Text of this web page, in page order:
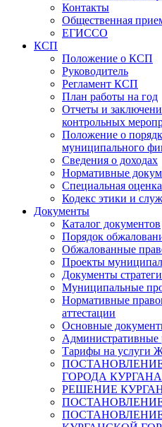
Контакты
Общественная
ЕГИССО
КСП
Положение о КСП
Руководитель
Регламент КСП
План работы на год
Отчеты и
контрольных
Положение о
муниципального
Сведения о доходах
Нормативные
Специальная
Кодекс этики и
Документы
Каталог документов
Порядок
Обжалованные
Проекты
Документы
Муниципальные
Нормативные
аттестации
Основные
Административные
Тарифы на услуги
ГОРОДА КУРГАНА
РЕШЕНИЕ